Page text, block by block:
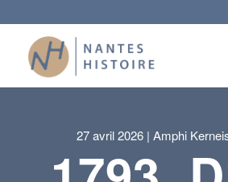
27 avril 2026 | Amphi